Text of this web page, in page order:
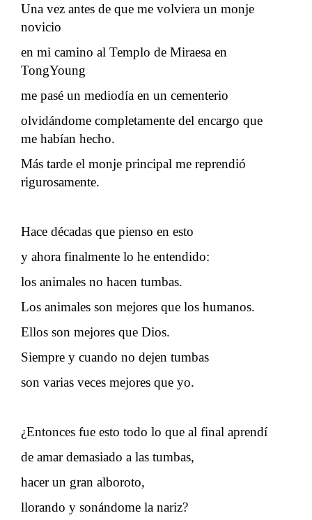
Una vez antes de que me volviera un monje
novicio
en mi camino al Templo de Miraesa en
TongYoung
me pasé un mediodía en un cementerio
olvidándome completamente del encargo que
me habían hecho.
Más tarde el monje principal me reprendió
rigurosamente.
Hace décadas que pienso en esto
y ahora finalmente lo he entendido:
los animales no hacen tumbas.
Los animales son mejores que los humanos.
Ellos son mejores que Dios.
Siempre y cuando no dejen tumbas
son varias veces mejores que yo.
¿Entonces fue esto todo lo que al final aprendí
de amar demasiado a las tumbas,
hacer un gran alboroto,
llorando y sonándome la nariz?